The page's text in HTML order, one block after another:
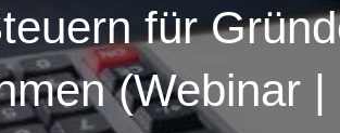
für
(Webinar |